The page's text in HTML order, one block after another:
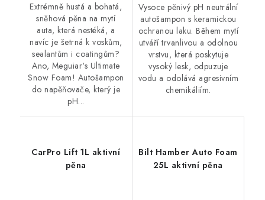
Extrémně hustá a bohatá,
sněhová pěna na mytí
auta, která nestéká, a
navíc je šetrná k voskům,
sealantům i coatingům?
Ano, Meguiar's Ultimate
Snow Foam! Autošampon
do napěňovače, který je
pH...
Vysoce pěnivý pH neutrální
autošampon s keramickou
ochranou laku. Během mytí
utváří trvanlivou a odolnou
vrstvu, která poskytuje
vysoký lesk, odpuzuje
vodu a odolává agresivním
chemikáliím.
CarPro Lift 1L aktivní
pěna
Bilt Hamber Auto Foam
25L aktivní pěna